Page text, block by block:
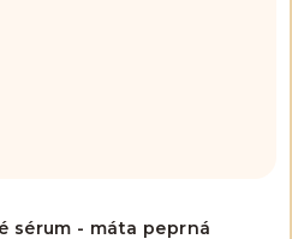
sérum - máta peprná